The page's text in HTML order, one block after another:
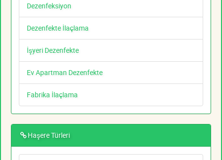
Dezenfeksiyon
Dezenfekte İlaçlama
İşyeri Dezenfekte
Ev Apartman Dezenfekte
Fabrika İlaçlama
Haşere Türleri